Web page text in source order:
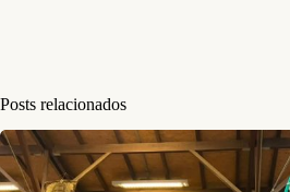
Posts relacionados